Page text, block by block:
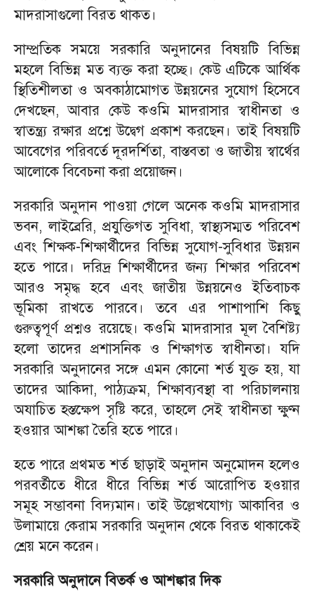
মাদরাসাগুলো বিরত থাকত।
সাম্প্রতিক সময়ে সরকারি অনুদানের বিষয়টি বিভিন্ন
মহলে বিভিন্ন মত ব্যক্ত করা হচ্ছে। কেউ এটিকে আর্থিক
স্থিতিশীলতা ও অবকাঠামোগত উন্নয়নের সুযোগ হিসেবে
দেখছেন, আবার কেউ কওমি মাদরাসার স্বাধীনতা ও
স্বাতন্ত্র্য রক্ষার প্রশ্নে উদ্বেগ প্রকাশ করছেন। তাই বিষয়টি
আবেগের পরিবর্তে দূরদর্শিতা, বাস্তবতা ও জাতীয় স্বার্থের
আলোকে বিবেচনা করা প্রয়োজন।
সরকারি অনুদান পাওয়া গেলে অনেক কওমি মাদরাসার
ভবন, লাইব্রেরি, প্রযুক্তিগত সুবিধা, স্বাস্থ্যসম্মত পরিবেশ
এবং শিক্ষক-শিক্ষার্থীদের বিভিন্ন সুযোগ-সুবিধার উন্নয়ন
হতে পারে। দরিদ্র শিক্ষার্থীদের জন্য শিক্ষার পরিবেশ
আরও সমৃদ্ধ হবে এবং জাতীয় উন্নয়নেও ইতিবাচক
ভূমিকা রাখতে পারবে। তবে এর পাশাপাশি কিছু
গুরুত্বপূর্ণ প্রশ্নও রয়েছে। কওমি মাদরাসার মূল বৈশিষ্ট্য
হলো তাদের প্রশাসনিক ও শিক্ষাগত স্বাধীনতা। যদি
সরকারি অনুদানের সঙ্গে এমন কোনো শর্ত যুক্ত হয়, যা
তাদের আকিদা, পাঠ্যক্রম, শিক্ষাব্যবস্থা বা পরিচালনায়
অযাচিত হস্তক্ষেপ সৃষ্টি করে, তাহলে সেই স্বাধীনতা ক্ষুণ্ন
হওয়ার আশঙ্কা তৈরি হতে পারে।
হতে পারে প্রথমত শর্ত ছাড়াই অনুদান অনুমোদন হলেও
পরবর্তীতে ধীরে ধীরে বিভিন্ন শর্ত আরোপিত হওয়ার
সমূহ সম্ভাবনা বিদ্যমান। তাই উল্লেখযোগ্য আকাবির ও
উলামায়ে কেরাম সরকারি অনুদান থেকে বিরত থাকাকেই
শ্রেয় মনে করেন।
সরকারি অনুদানে ​বিতর্ক ও আশঙ্কার দিক